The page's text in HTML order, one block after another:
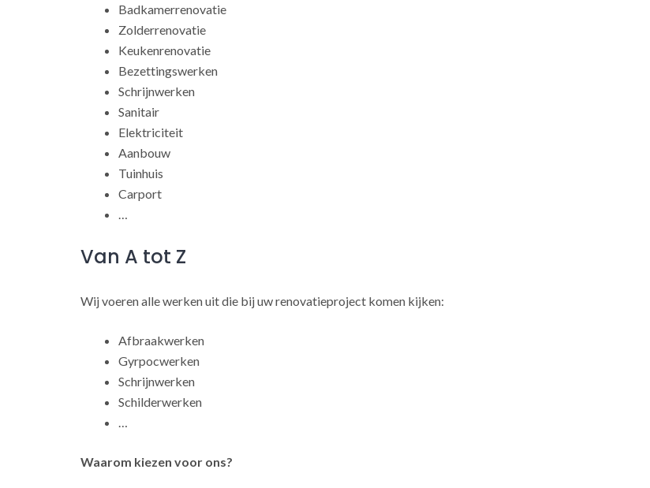
Badkamerrenovatie
Zolderrenovatie
Keukenrenovatie
Bezettingswerken
Schrijnwerken
Sanitair
Elektriciteit
Aanbouw
Tuinhuis
Carport
Van A tot Z
Wij voeren alle werken uit die bij uw renovatieproject komen kijken:
Afbraakwerken
Gyrpocwerken
Schrijnwerken
Schilderwerken
Waarom kiezen voor ons?